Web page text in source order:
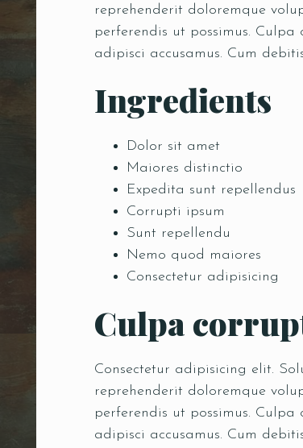
reprehenderit doloremque
perferendis ut possimus.
adipisci accusamus. Cum
Ingredients
Dolor sit amet
Maiores distinctio
Expedita sunt repellendus
Corrupti ipsum
Sunt repellendu
Nemo quod maiores
Consectetur adipisicing
Culpa
Consectetur adipisicing elit.
reprehenderit doloremque
perferendis ut possimus.
adipisci accusamus. Cum